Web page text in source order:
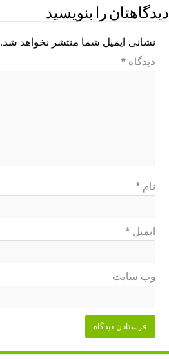
دیدگاهتان را بنویسید
نشانی ایمیل شما منتشر نخواهد شد.
دیدگاه*
نام*
ایمیل*
وب‌ سایت